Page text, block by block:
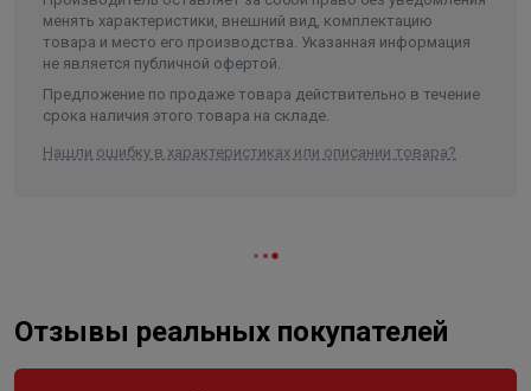
• Легкая очистка котла от сажи
• Роботизированная сварка котла
• Чугунная конфорка для приготовления и разогрева
пищи
Наличие теплообменника да
Вес, кг 50
Длина в упаковке, см. 90.000
Ширина в упаковке, см. 55.000
менять характеристики, внешний вид, комплектацию
товара и место его производства. Указанная информация
не является публичной офертой.
Предложение по продаже товара действительно в течение
срока наличия этого товара на складе.
Нашли ошибку в характеристиках или описании товара?
Отзывы реальных покупателей